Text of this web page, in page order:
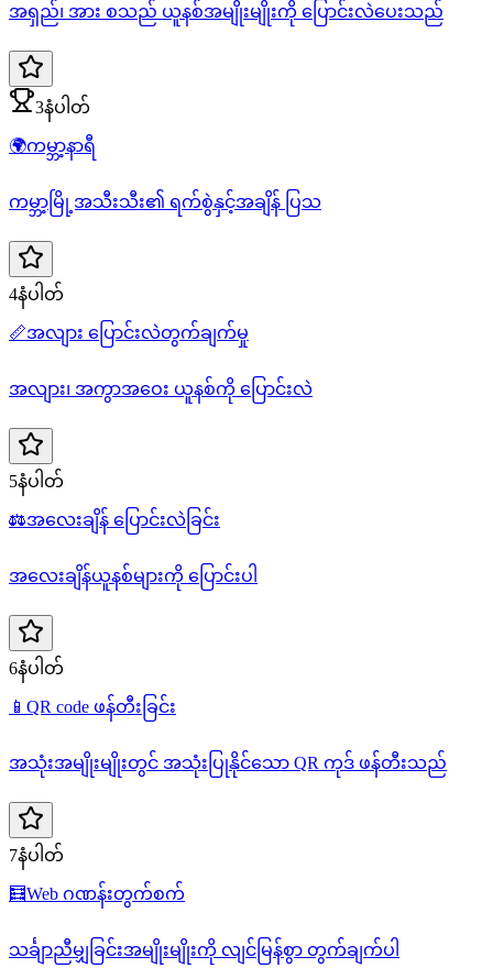
အရှည်၊ အား စသည် ယူနစ်အမျိုးမျိုးကို ပြောင်းလဲပေးသည်
3နံပါတ်
🌍ကမ္ဘာ့နာရီ
ကမ္ဘာ့မြို့အသီးသီး၏ ရက်စွဲနှင့်အချိန် ပြသ
4နံပါတ်
📏အလျား ပြောင်းလဲတွက်ချက်မှု
အလျား၊ အကွာအဝေး ယူနစ်ကို ပြောင်းလဲ
5နံပါတ်
⚖️အလေးချိန် ပြောင်းလဲခြင်း
အလေးချိန်ယူနစ်များကို ပြောင်းပါ
6နံပါတ်
📱 QR code ဖန်တီးခြင်း
အသုံးအမျိုးမျိုးတွင် အသုံးပြုနိုင်သော QR ကုဒ် ဖန်တီးသည်
7နံပါတ်
🧮Web ဂဏန်းတွက်စက်
သင်္ချာညီမျှခြင်းအမျိုးမျိုးကို လျင်မြန်စွာ တွက်ချက်ပါ